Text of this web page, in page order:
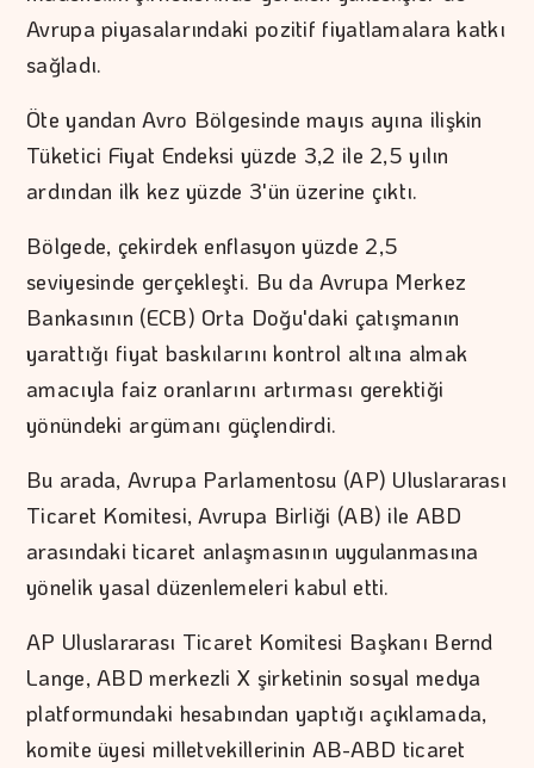
Avrupa piyasalarındaki pozitif fiyatlamalara katkı
sağladı.
Öte yandan Avro Bölgesinde mayıs ayına ilişkin
Tüketici Fiyat Endeksi yüzde 3,2 ile 2,5 yılın
ardından ilk kez yüzde 3'ün üzerine çıktı.
Bölgede, çekirdek enflasyon yüzde 2,5
seviyesinde gerçekleşti. Bu da Avrupa Merkez
Bankasının (ECB) Orta Doğu'daki çatışmanın
yarattığı fiyat baskılarını kontrol altına almak
amacıyla faiz oranlarını artırması gerektiği
yönündeki argümanı güçlendirdi.
Bu arada, Avrupa Parlamentosu (AP) Uluslararası
Ticaret Komitesi, Avrupa Birliği (AB) ile ABD
arasındaki ticaret anlaşmasının uygulanmasına
yönelik yasal düzenlemeleri kabul etti.
AP Uluslararası Ticaret Komitesi Başkanı Bernd
Lange, ABD merkezli X şirketinin sosyal medya
platformundaki hesabından yaptığı açıklamada,
komite üyesi milletvekillerinin AB-ABD ticaret